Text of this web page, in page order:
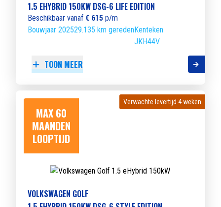
1.5 EHYBRID 150KW DSG-6 LIFE EDITION
Beschikbaar vanaf € 615 p/m
Bouwjaar 202529.135 km geredenKenteken
JKH44V
TOON MEER
MAX 60
MAANDEN
LOOPTIJD
Verwachte levertijd 4 weken
Verwachte levertijd 4 weken
VOLKSWAGEN GOLF